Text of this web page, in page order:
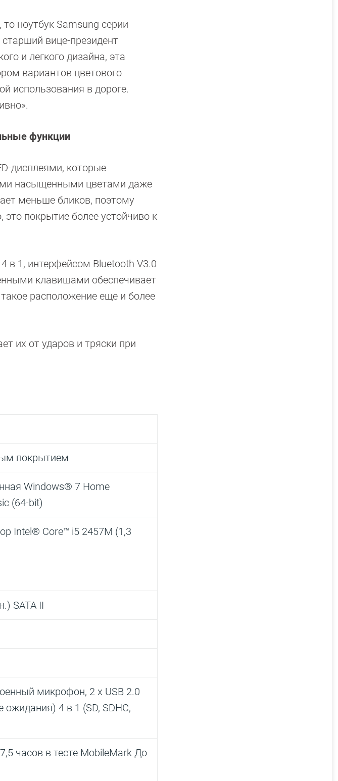
ноутбук Samsung серии
вице-президент
и легкого дизайна, эта
вариантов цветового
использования в дороге.
функции
дисплеями, которые
насыщенными цветами даже
меньше бликов, поэтому
покрытие более устойчиво к
в 1, интерфейсом Bluetooth V3.0
клавишами обеспечивает
расположение еще и более
их от ударов и тряски при
покрытием
Windows® 7 Home
(64-bit)
Intel® Core™ i5 2457M (1,3
SATA II
микрофон, 2 х USB 2.0
4 в 1 (SD, SDHC,
часов в тесте MobileMark До